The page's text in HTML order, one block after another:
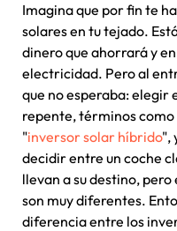
Imagina que por fin te
solares en tu tejado.
dinero que ahorrará y
electricidad. Pero al
que no esperaba: elegir
repente, términos
"inversor solar híbrido",
decidir entre un coche
llevan a su destino,
son muy diferentes.
diferencia entre los